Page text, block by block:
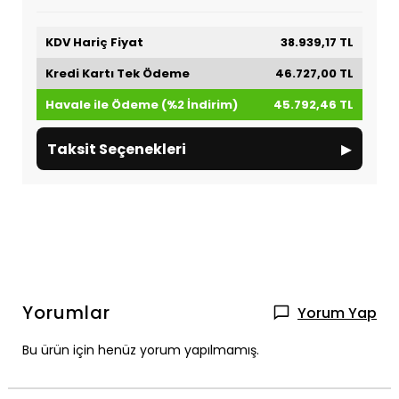
KDV Hariç Fiyat
38.939,17 TL
Kredi Kartı Tek Ödeme
46.727,00 TL
Havale ile Ödeme (%2 İndirim)
45.792,46 TL
Taksit Seçenekleri ▸
Yorumlar Yorum Yap
Bu ürün için henüz yorum yapılmamış.